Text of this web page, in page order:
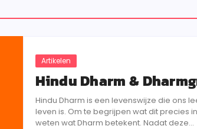
Artikelen
Hindu Dharm &
Hindu Dharm is een levenswijze die ons
leven is. Om te begrijpen wat dit precies
weten wat Dharm betekent. Nadat deze...